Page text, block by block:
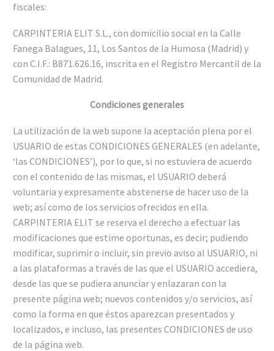
fiscales:
CARPINTERIA ELIT S.L., con domicilio social en la Calle
Fanega Balagues, 11, Los Santos de la Humosa (Madrid) y
con C.I.F.: B871.626.16, inscrita en el Registro Mercantil de la
Comunidad de Madrid.
Condiciones generales
La utilización de la web supone la aceptación plena por el
USUARIO de estas CONDICIONES GENERALES (en adelante,
‘las CONDICIONES’), por lo que, si no estuviera de acuerdo
con el contenido de las mismas, el USUARIO deberá
voluntaria y expresamente abstenerse de hacer uso de la
web; así como de los servicios ofrecidos en ella.
CARPINTERIA ELIT se reserva el derecho a efectuar las
modificaciones que estime oportunas, es decir; pudiendo
modificar, suprimir o incluir, sin previo aviso al USUARIO, ni
a las plataformas a través de las que el USUARIO accediera,
desde las que se pudiera anunciar y enlazaran con la
presente página web; nuevos contenidos y/o servicios, así
como la forma en que éstos aparezcan presentados y
localizados, e incluso, las presentes CONDICIONES de uso
de la página web.